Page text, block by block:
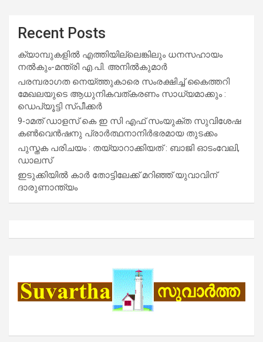
Recent Posts
ക്യാമ്പുകളിൽ എത്തിയില്ലെങ്കിലും ധനസഹായം
നൽകും-മന്ത്രി എ.പി. അനിൽകുമാർ
പരമ്പരാഗത നെയ്ത്തുകാരെ സംരക്ഷിച്ച് കൈത്തറി
മേഖലയുടെ ആധുനികവത്കരണം സാധ്യമാക്കും :
ഡെപ്യൂട്ടി സ്പീക്കർ
9-ാമത് ഡാളസ് കെ ഇ സി എഫ് സംയുക്ത സുവിശേഷ
കൺവെൻഷനു പ്രാർത്ഥനാനിർഭരമായ തുടക്കം
പുസ്തക പരിചയം : തയ്യാറാക്കിയത് : ബാജി ഓടംവേലി,
ഡാലസ്
ഇടുക്കിയിൽ കാർ തോട്ടിലേക്ക് മറിഞ്ഞ് യുവാവിന്
ദാരുണാന്ത്യം